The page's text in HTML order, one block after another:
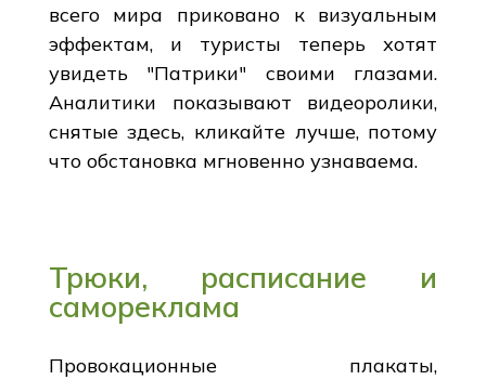
всего мира приковано к визуальным
эффектам, и туристы теперь хотят
увидеть "Патрики" своими глазами.
Аналитики показывают видеоролики,
снятые здесь, кликайте лучше, потому
что обстановка мгновенно узнаваема.
Трюки, расписание и
самореклама
Провокационные плакаты,